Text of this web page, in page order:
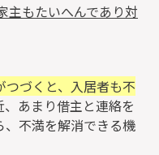
主もたいへんであり対
つづくと、入居者も不
、あまり借主と連絡を
不満を解消できる機